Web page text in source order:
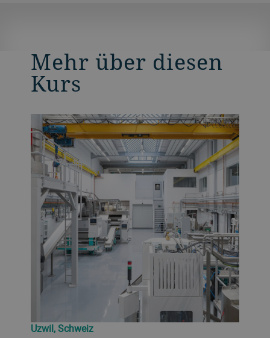
Mehr über diesen
Kurs
Uzwil, Schweiz